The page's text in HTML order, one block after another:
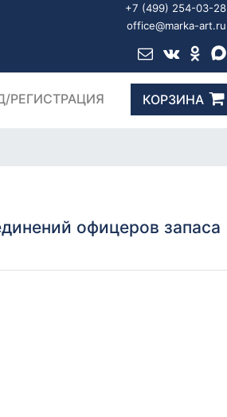
+7 (499) 254-03-28
office@marka-art.ru
РЕГИСТРАЦИЯ КОРЗИНА
офицеров запаса